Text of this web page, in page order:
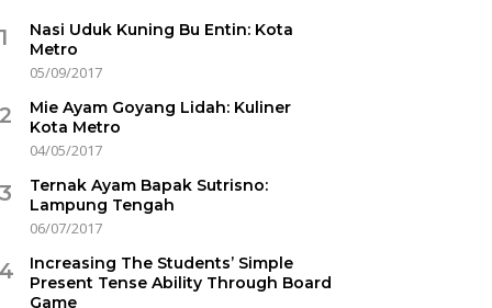
Nasi Uduk Kuning Bu Entin: Kota
Metro
05/09/2017
Mie Ayam Goyang Lidah: Kuliner
Kota Metro
04/05/2017
Ternak Ayam Bapak Sutrisno:
Lampung Tengah
06/07/2017
Increasing The Students’ Simple
Present Tense Ability Through Board
Game